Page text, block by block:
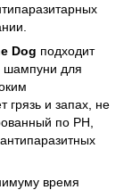
Dog подходит
шампуни для
грязь и запах, не
по PH,
время